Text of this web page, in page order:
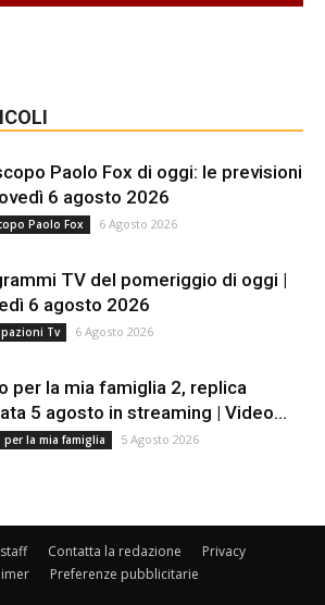
Paolo Fox di oggi: le previsioni
6 agosto 2026
Paolo Fox 6 Agosto 2026
TV del pomeriggio di oggi |
6 agosto 2026
Tv 6 Agosto 2026
per la mia famiglia 2, replica
5 agosto in streaming | Video...
la mia famiglia 5 Agosto 2026
Contatta la redazione
Privacy
Preferenze pubblicitarie